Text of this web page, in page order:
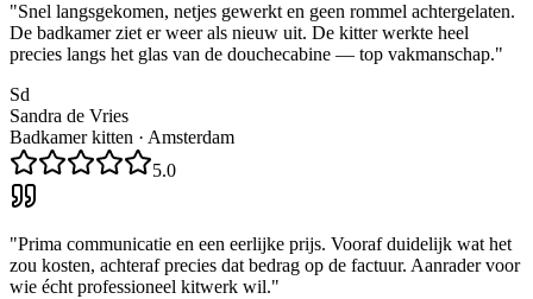
"Snel langsgekomen, netjes gewerkt en geen rommel achtergelaten.
De badkamer ziet er weer als nieuw uit. De kitter werkte heel
precies langs het glas van de douchecabine — top vakmanschap."
Sd
Sandra de Vries
Badkamer kitten · Amsterdam
5.0
"Prima communicatie en een eerlijke prijs. Vooraf duidelijk wat het
zou kosten, achteraf precies dat bedrag op de factuur. Aanrader voor
wie écht professioneel kitwerk wil."